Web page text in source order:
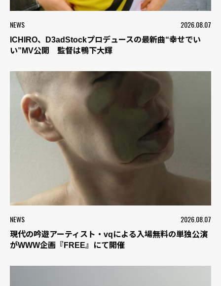
NEWS 2026.08.07
ICHIRO、D3adStockプロデュースの最新曲“幸せでい
い”MV公開 監督は鴨下大輝
NEWS 2026.08.07
現代の吟遊アーティスト・vqによる入場無料の単独公演
がWWW企画『FREE』にて開催